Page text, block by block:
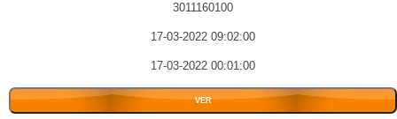
3011160100
17-03-2022 09:02:00
17-03-2022 00:01:00
VER